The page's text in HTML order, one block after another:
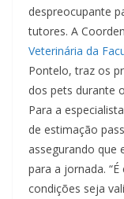
despreocupante
tutores. A
Veterinária da
Pontelo, traz os
dos pets durante
Para a
de estimação
assegurando que
para a jornada.
condições seja